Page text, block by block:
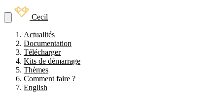
Cecil
Actualités
Documentation
Télécharger
Kits de démarrage
Thèmes
Comment faire ?
English